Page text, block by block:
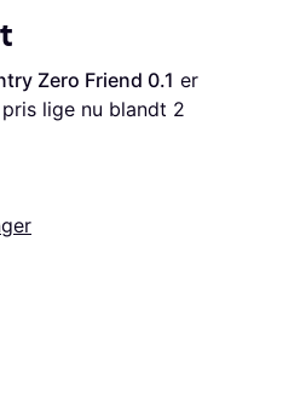
Zero Friend 0.1
lige nu blandt 2